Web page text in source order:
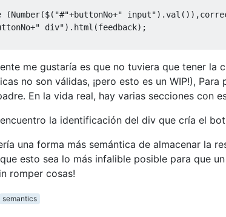
(Number($( "#"+buttonNo+" input").val ()),
+" div"). html (feedback);
me gustaría es que no tuviera que tener la
no son válidas, ¡pero esto es un WIP!),
En la vida real, hay varias secciones con
la identificación del div que cría el
una forma más semántica de almacenar la
que esto sea lo más infalible posible para que
romper cosas!
semantics